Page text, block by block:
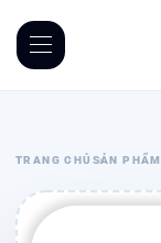
TRANG CHỦ SẢN PHẨM